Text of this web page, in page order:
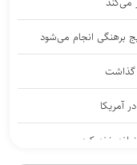
برهنگی انجام می‌شود
گذاشت
آمریکا
خفه کردیم